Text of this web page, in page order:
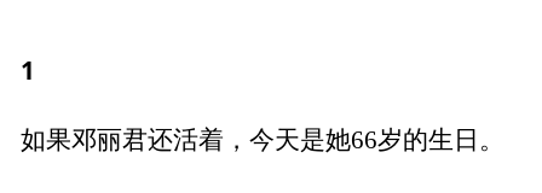
1
如果邓丽君还活着，今天是她66岁的生日。